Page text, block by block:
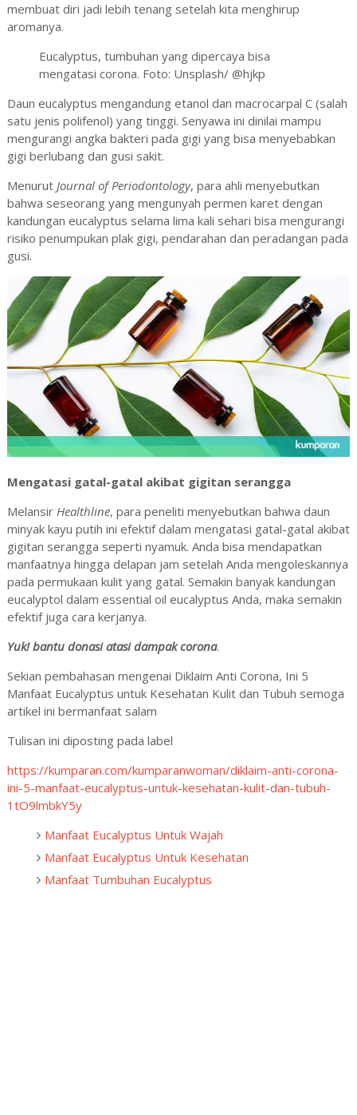
membuat diri jadi lebih tenang setelah kita menghirup
aromanya.
Eucalyptus, tumbuhan yang dipercaya bisa
mengatasi corona. Foto: Unsplash/ @hjkp
Daun eucalyptus mengandung etanol dan macrocarpal C (salah
satu jenis polifenol) yang tinggi. Senyawa ini dinilai mampu
mengurangi angka bakteri pada gigi yang bisa menyebabkan
gigi berlubang dan gusi sakit.
Menurut Journal of Periodontology, para ahli menyebutkan
bahwa seseorang yang mengunyah permen karet dengan
kandungan eucalyptus selama lima kali sehari bisa mengurangi
risiko penumpukan plak gigi, pendarahan dan peradangan pada
gusi.
Mengatasi gatal-gatal akibat gigitan serangga
Melansir Healthline, para peneliti menyebutkan bahwa daun
minyak kayu putih ini efektif dalam mengatasi gatal-gatal akibat
gigitan serangga seperti nyamuk. Anda bisa mendapatkan
manfaatnya hingga delapan jam setelah Anda mengoleskannya
pada permukaan kulit yang gatal. Semakin banyak kandungan
eucalyptol dalam essential oil eucalyptus Anda, maka semakin
efektif juga cara kerjanya.
Yuk! bantu donasi atasi dampak corona.
Sekian pembahasan mengenai Diklaim Anti Corona, Ini 5
Manfaat Eucalyptus untuk Kesehatan Kulit dan Tubuh semoga
artikel ini bermanfaat salam
Tulisan ini diposting pada label
https://kumparan.com/kumparanwoman/diklaim-anti-corona-
ini-5-manfaat-eucalyptus-untuk-kesehatan-kulit-dan-tubuh-
1tO9lmbkY5y
Manfaat Eucalyptus Untuk Wajah
Manfaat Eucalyptus Untuk Kesehatan
Manfaat Tumbuhan Eucalyptus